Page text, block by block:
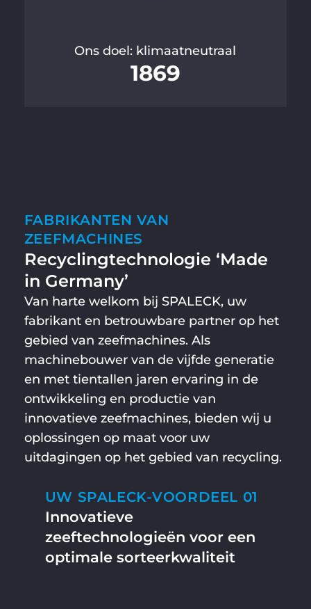
Ons doel: klimaatneutraal
1869
FABRIKANTEN VAN
ZEEFMACHINES
Recyclingtechnologie ‘Made
in Germany’
Van harte welkom bij SPALECK, uw
fabrikant en betrouwbare partner op het
gebied van zeefmachines. Als
machinebouwer van de vijfde generatie
en met tientallen jaren ervaring in de
ontwikkeling en productie van
innovatieve zeefmachines, bieden wij u
oplossingen op maat voor uw
uitdagingen op het gebied van recycling.
UW SPALECK-VOORDEEL 01
Innovatieve
zeeftechnologieën voor een
optimale sorteerkwaliteit